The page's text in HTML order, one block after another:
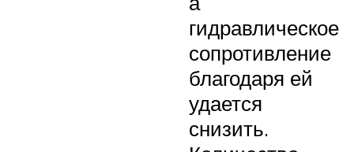
гидравлическое
сопротивление
благодаря ей
удается
снизить.